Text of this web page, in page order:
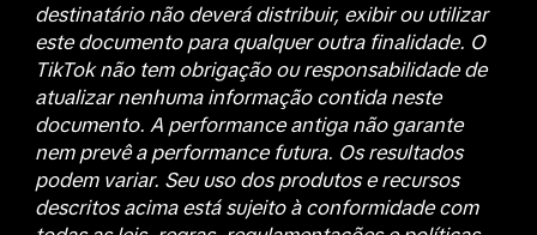
destinatário não deverá distribuir, exibir ou utilizar
este documento para qualquer outra finalidade. O
TikTok não tem obrigação ou responsabilidade de
atualizar nenhuma informação contida neste
documento. A performance antiga não garante
nem prevê a performance futura. Os resultados
podem variar. Seu uso dos produtos e recursos
descritos acima está sujeito à conformidade com